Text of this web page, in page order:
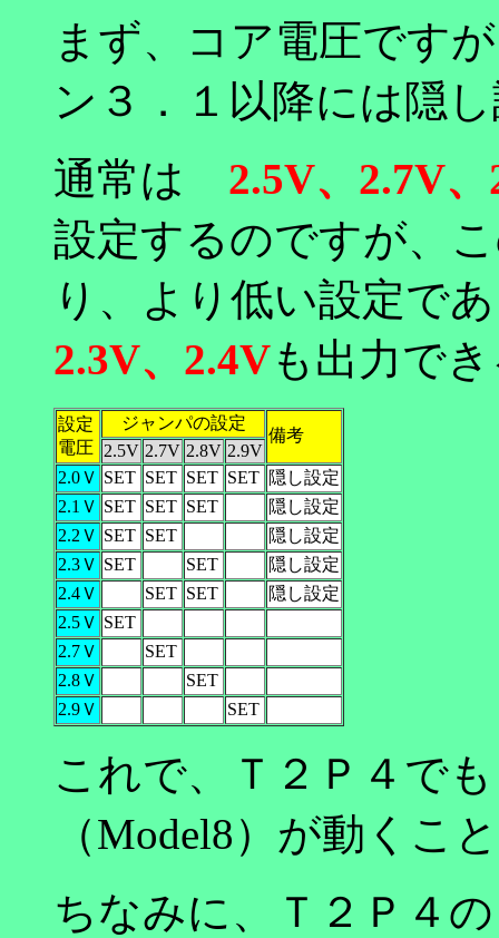
まず、コア電圧です
ン３．１以降には隠
通常は 2.5V、2.7V
設定するのですが、
り、より低い設定で
2.3V、2.4Vも出力で
設定
電圧
ジャンパの設定
備考
2.5V 2.7V 2.8V 2.9V
2.0Ｖ SET SET SET SET 隠し設定
2.1Ｖ SET SET SET
隠し設定
2.2Ｖ SET SET
隠し設定
2.3Ｖ SET SET
隠し設定
2.4Ｖ
SET SET
隠し設定
2.5Ｖ SET
2.7Ｖ
SET
2.8Ｖ
SET
2.9Ｖ
SET
これで、Ｔ２Ｐ４で
（Model8）が動くこ
ちなみに、Ｔ２Ｐ４